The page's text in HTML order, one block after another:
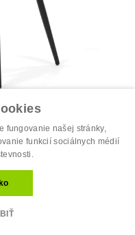
fungovanie našej stránky,
funkcií sociálnych médií